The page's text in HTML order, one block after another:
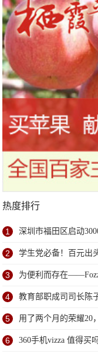
热度排行
1 深圳市福田区启动
2 学生党必备！百元出
3 为便利而存在
4 教育部职成司司长陈
研
5 用了两个月的荣耀20
6 360手机vizza 值得买